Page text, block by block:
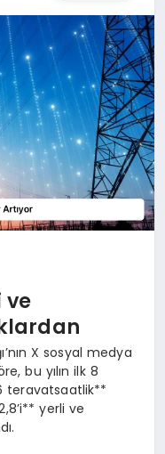
ve
X sosyal medya
bu yılın ilk 8
teravatsaatlik**
yerli ve